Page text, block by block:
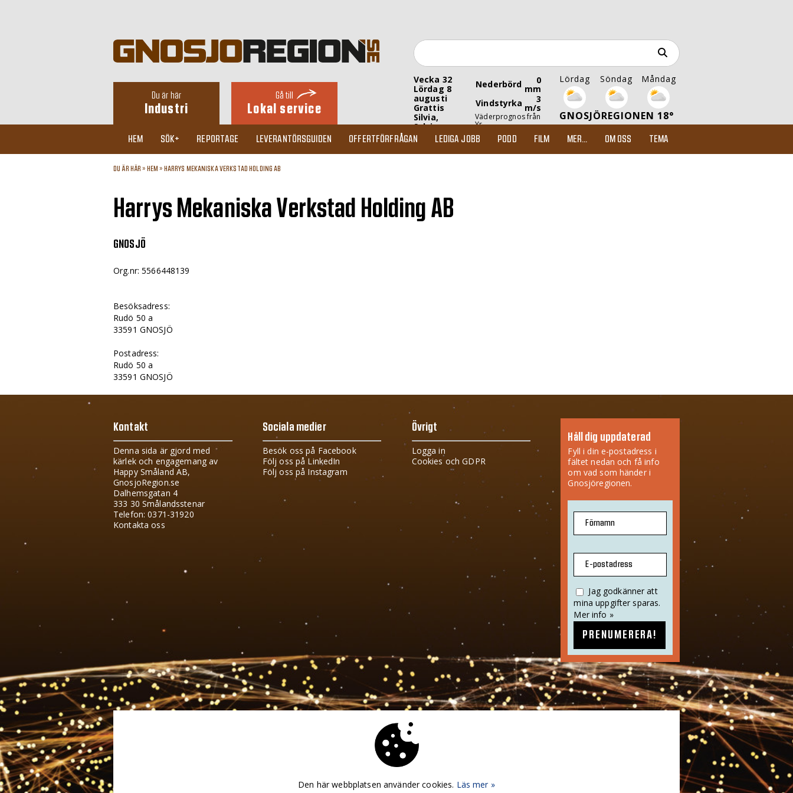
Du är här
Industri
Gå till
Lokal service
Vecka 32
Lördag 8
augusti
Grattis
Silvia,
Sylvia
Nederbörd 0
mm
Vindstyrka
3
m/s
Väderprognos från
Yr
Lördag Söndag Måndag
GNOSJÖREGIONEN 18°
HEM SÖK+ REPORTAGE LEVERANTÖRSGUIDEN OFFERTFÖRFRÅGAN LEDIGA JOBB PODD FILM MER... OM OSS TEMA
DU ÄR HÄR » HEM » HARRYS MEKANISKA VERKSTAD HOLDING AB
Harrys Mekaniska Verkstad Holding AB
GNOSJÖ
Org.nr: 5566448139
Besöksadress:
Rudö 50 a
33591 GNOSJÖ
Postadress:
Rudö 50 a
33591 GNOSJÖ
Kontakt
Denna sida är gjord med
kärlek och engagemang av
Happy Småland AB,
GnosjoRegion.se
Dalhemsgatan 4
333 30 Smålandsstenar
Telefon: 0371-31920
Kontakta oss
Sociala medier
Besök oss på Facebook
Följ oss på LinkedIn
Följ oss på Instagram
Övrigt
Logga in
Cookies och GDPR
Håll dig uppdaterad
Fyll i din e-postadress i
fältet nedan och få info
om vad som händer i
Gnosjöregionen.
Förnamn
E-postadress
Jag godkänner att
mina uppgifter sparas.
Mer info »
PRENUMERERA!
Den här webbplatsen använder cookies. Läs mer »